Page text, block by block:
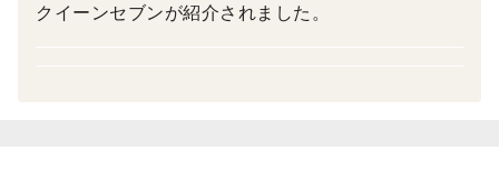
8月中旬～9月下旬
クイーンセブンが紹介されました。